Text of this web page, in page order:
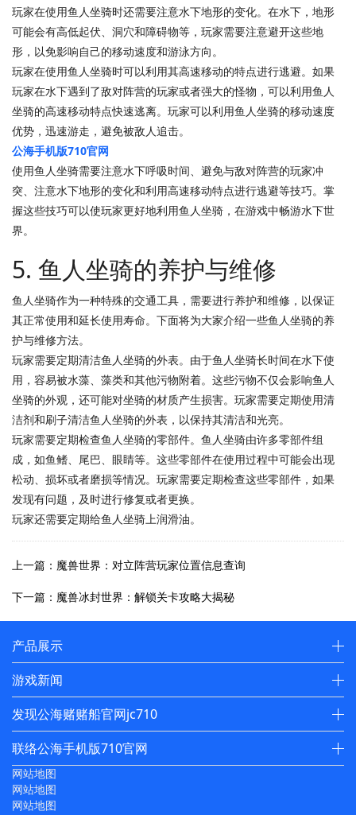
玩家在使用鱼人坐骑时还需要注意水下地形的变化。在水下，地形
可能会有高低起伏、洞穴和障碍物等，玩家需要注意避开这些地
形，以免影响自己的移动速度和游泳方向。
玩家在使用鱼人坐骑时可以利用其高速移动的特点进行逃避。如果
玩家在水下遇到了敌对阵营的玩家或者强大的怪物，可以利用鱼人
坐骑的高速移动特点快速逃离。玩家可以利用鱼人坐骑的移动速度
优势，迅速游走，避免被敌人追击。
公海手机版710官网
使用鱼人坐骑需要注意水下呼吸时间、避免与敌对阵营的玩家冲
突、注意水下地形的变化和利用高速移动特点进行逃避等技巧。掌
握这些技巧可以使玩家更好地利用鱼人坐骑，在游戏中畅游水下世
界。
5. 鱼人坐骑的养护与维修
鱼人坐骑作为一种特殊的交通工具，需要进行养护和维修，以保证
其正常使用和延长使用寿命。下面将为大家介绍一些鱼人坐骑的养
护与维修方法。
玩家需要定期清洁鱼人坐骑的外表。由于鱼人坐骑长时间在水下使
用，容易被水藻、藻类和其他污物附着。这些污物不仅会影响鱼人
坐骑的外观，还可能对坐骑的材质产生损害。玩家需要定期使用清
洁剂和刷子清洁鱼人坐骑的外表，以保持其清洁和光亮。
玩家需要定期检查鱼人坐骑的零部件。鱼人坐骑由许多零部件组
成，如鱼鳍、尾巴、眼睛等。这些零部件在使用过程中可能会出现
松动、损坏或者磨损等情况。玩家需要定期检查这些零部件，如果
发现有问题，及时进行修复或者更换。
玩家还需要定期给鱼人坐骑上润滑油。
上一篇：魔兽世界：对立阵营玩家位置信息查询
下一篇：魔兽冰封世界：解锁关卡攻略大揭秘
产品展示
游戏新闻
发现公海赌赌船官网jc710
联络公海手机版710官网
网站地图
网站地图
网站地图